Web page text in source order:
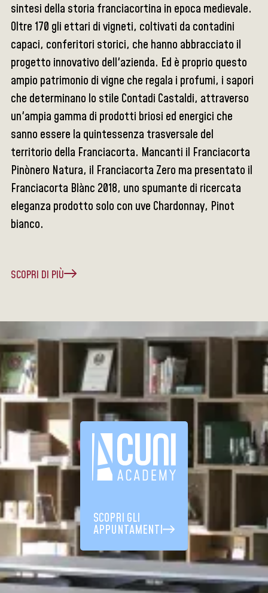
sintesi della storia franciacortina in epoca medievale.
Oltre 170 gli ettari di vigneti, coltivati da contadini
capaci, conferitori storici, che hanno abbracciato il
progetto innovativo dell'azienda. Ed è proprio questo
ampio patrimonio di vigne che regala i profumi, i sapori
che determinano lo stile Contadi Castaldi, attraverso
un'ampia gamma di prodotti briosi ed energici che
sanno essere la quintessenza trasversale del
territorio della Franciacorta. Mancanti il Franciacorta
Pinònero Natura, il Franciacorta Zero ma presentato il
Franciacorta Blànc 2018, uno spumante di ricercata
eleganza prodotto solo con uve Chardonnay, Pinot
bianco.
SCOPRI DI PIÙ
SCOPRI GLI
APPUNTAMENTI